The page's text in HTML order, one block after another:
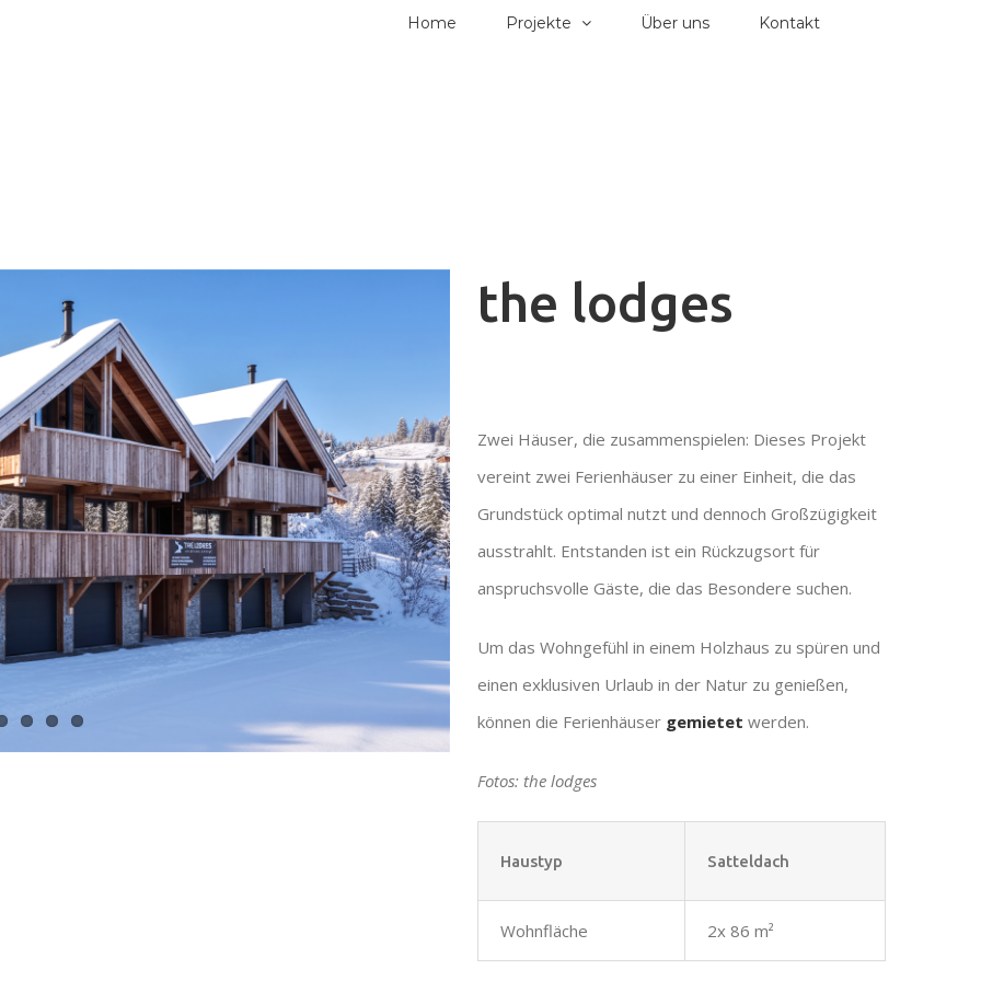
Home Projekte Über uns Kontakt
the lodges
Zwei Häuser, die zusammenspielen: Dieses Projekt
vereint zwei Ferienhäuser zu einer Einheit, die das
Grundstück optimal nutzt und dennoch Großzügigkeit
ausstrahlt. Entstanden ist ein Rückzugsort für
anspruchsvolle Gäste, die das Besondere suchen.
Um das Wohngefühl in einem Holzhaus zu spüren und
einen exklusiven Urlaub in der Natur zu genießen,
können die Ferienhäuser gemietet werden.
Fotos: the lodges
Haustyp Satteldach
Wohnfläche 2x 86 m²